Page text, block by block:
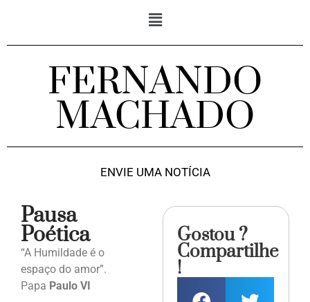
FERNANDO
MACHADO
ENVIE UMA NOTÍCIA
Pausa
Poética
“A Humildade é o
espaço do amor”.
Papa Paulo VI
Gostou ?
Compartilhe
!